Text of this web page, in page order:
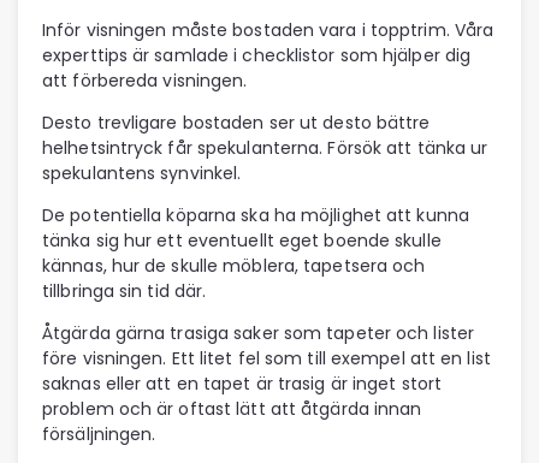
Inför visningen måste bostaden vara i topptrim. Våra
experttips är samlade i checklistor som hjälper dig
att förbereda visningen.
Desto trevligare bostaden ser ut desto bättre
helhetsintryck får spekulanterna. Försök att tänka ur
spekulantens synvinkel.
De potentiella köparna ska ha möjlighet att kunna
tänka sig hur ett eventuellt eget boende skulle
kännas, hur de skulle möblera, tapetsera och
tillbringa sin tid där.
Åtgärda gärna trasiga saker som tapeter och lister
före visningen. Ett litet fel som till exempel att en list
saknas eller att en tapet är trasig är inget stort
problem och är oftast lätt att åtgärda innan
försäljningen.